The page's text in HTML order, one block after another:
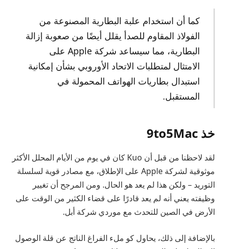
كما أن استخدام علبة البطارية المصنوعة من
الفولاذ المقاوم للصدأ يقلل أيضًا من صعوبة إزالة
البطارية، مما سيساعد شركة Apple على
الامتثال لمتطلبات الاتحاد الأوروبي بشأن إمكانية
استبدال بطاريات الهواتف المحمولة في
المستقبل.
خذ 9to5Mac
لقد لاحظنا من قبل أن Kuo كان في يوم من الأيام المحلل الأكثر
موثوقية لشركة Apple على الإطلاق، مع مصادر قوية لسلسلة
التوريد – ولكن هذا لم يعد هو الحال. ومن المرجح أن تغيير
وظيفته يعني أنه لم يعد قادرًا على قضاء الكثير من الوقت على
الأرض في الصين للتحدث مع موردي شركة أبل.
بالإضافة إلى ذلك، يحاول كو ملء الفراغ الناتج عن قلة الوصول